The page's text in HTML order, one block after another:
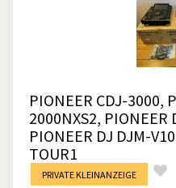
PIONEER CDJ-3000,
2000NXS2, PIONEER
PIONEER DJ DJM-
TOUR1
PRIVATE KLEINANZEIGE